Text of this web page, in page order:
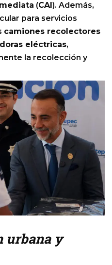
(CAI ). Además,
para servicios
camiones recolectores
eléctricas,
la recolección y
urbana y